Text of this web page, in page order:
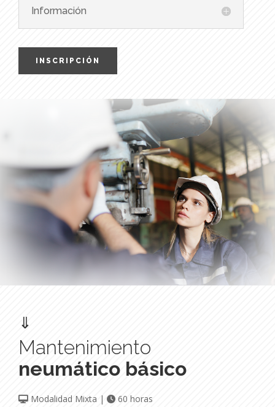
Información
INSCRIPCIÓN
⇓
Mantenimiento
neumático básico
Modalidad Mixta | 60 horas